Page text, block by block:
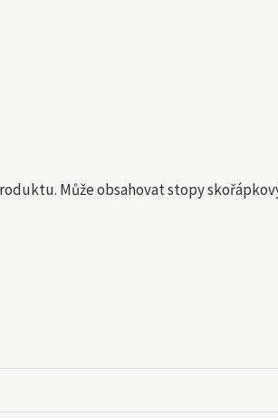
Může obsahovat stopy